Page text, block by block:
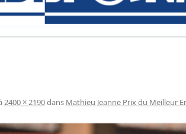
2400 × 2190dans Mathieu Jeanne Prix du Meilleur